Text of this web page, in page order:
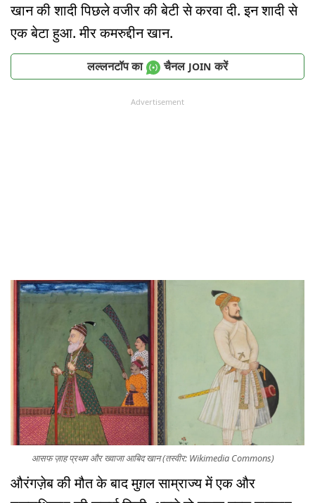
खान की शादी पिछले वजीर की बेटी से करवा दी. इन शादी से
एक बेटा हुआ. मीर कमरुद्दीन खान.
लल्लनटॉप का चैनल JOIN करें
Advertisement
आसफ ज़ाह प्रथम और ख्वाजा आबिद खान (तस्वीर: Wikimedia Commons)
औरंगज़ेब की मौत के बाद मुग़ल साम्राज्य में एक और